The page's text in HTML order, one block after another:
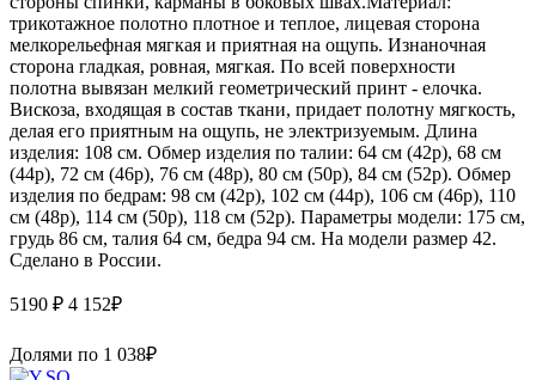
трикотажное полотно плотное и теплое, лицевая сторона
мелкорельефная мягкая и приятная на ощупь. Изнаночная
сторона гладкая, ровная, мягкая. По всей поверхности
полотна вывязан мелкий геометрический принт - елочка.
Вискоза, входящая в состав ткани, придает полотну мягкость,
делая его приятным на ощупь, не электризуемым. Длина
изделия: 108 см. Обмер изделия по талии: 64 см (42р), 68 см
(44р), 72 см (46р), 76 см (48р), 80 см (50р), 84 см (52р). Обмер
изделия по бедрам: 98 см (42р), 102 см (44р), 106 см (46р), 110
см (48р), 114 см (50р), 118 см (52р). Параметры модели: 175 см,
грудь 86 см, талия 64 см, бедра 94 см. На модели размер 42.
Сделано в России.
5190 ₽ 4 152₽
Долями по 1 038₽